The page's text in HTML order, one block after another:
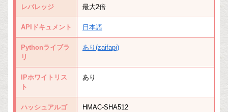
レバレッジ 最大2倍
APIドキュメント 日本語
Pythonライブラ
リ
あり(zaifapi)
IPホワイトリス
ト
あり
ハッシュアルゴ
HMAC-SHA512